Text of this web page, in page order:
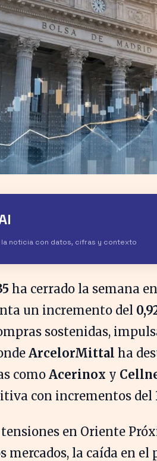
la noticia con datos, cifras y contexto
ha cerrado la semana en
un incremento del
sostenidas,
ArcelorMittal ha
como Acerinox y
con incrementos del
tensiones en Oriente
mercados, la caída en el